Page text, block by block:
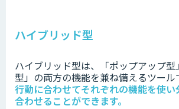
ハイブリッド型
ハイブリッド型は、「ポップアップ型
型」の両方の機能を兼ね備えるツール
行動に合わせてそれぞれの機能を使い
合わせることができます。